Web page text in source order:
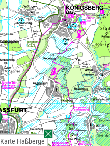
Karte Haßberge